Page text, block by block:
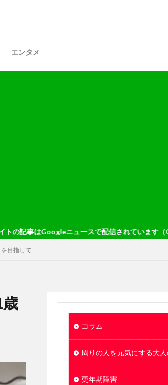
エンタメ
ニュースで配信されています（Googleニュー
目指して
コラム
周りの人を元気にする大
更年期障害